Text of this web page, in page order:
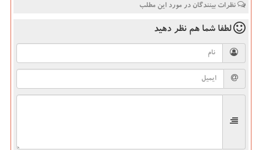
نظرات بینندگان در مورد این مطلب
لطفا شما هم نظر دهید